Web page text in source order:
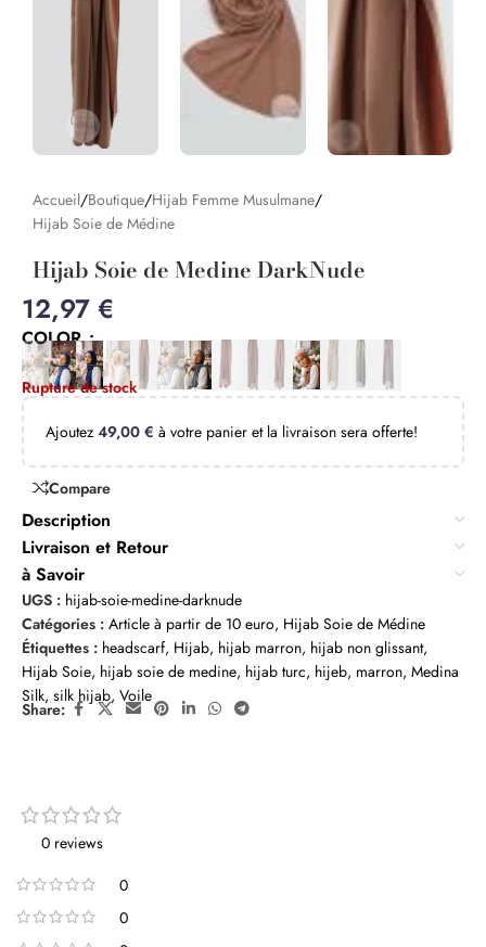
Accueil/Boutique/Hijab Femme Musulmane/
Hijab Soie de Médine
Hijab Soie de Medine DarkNude
12,97 €
COLOR
Rupture de stock
Ajoutez 49,00 € à votre panier et la livraison sera offerte!
Compare
Description
Livraison et Retour
à Savoir
UGS : hijab-soie-medine-darknude
Catégories : Article à partir de 10 euro, Hijab Soie de Médine
Étiquettes : headscarf, Hijab, hijab marron, hijab non glissant,
Hijab Soie, hijab soie de medine, hijab turc, hijeb, marron, Medina
Silk, silk hijab, Voile
Share:
0 reviews
0
0